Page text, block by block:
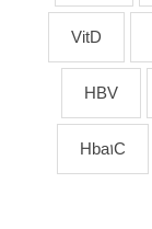
VitD
HBV
Hba1C